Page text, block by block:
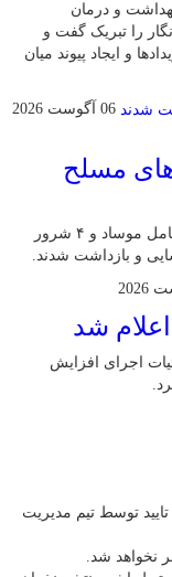
و درمان
را تبریک گفت و
و ایجاد پیوند میان
06 آگوست 2026
باند‌های مسلح
محمودآباد آنلاین : وزارت اطلاعات اعلام کرد: ۲۱ عامل موساد و ۴ شرور
و بازداشت شدند.
شد
اجرای افزایش
توسط تیم مدیریت
نخواهد شد.